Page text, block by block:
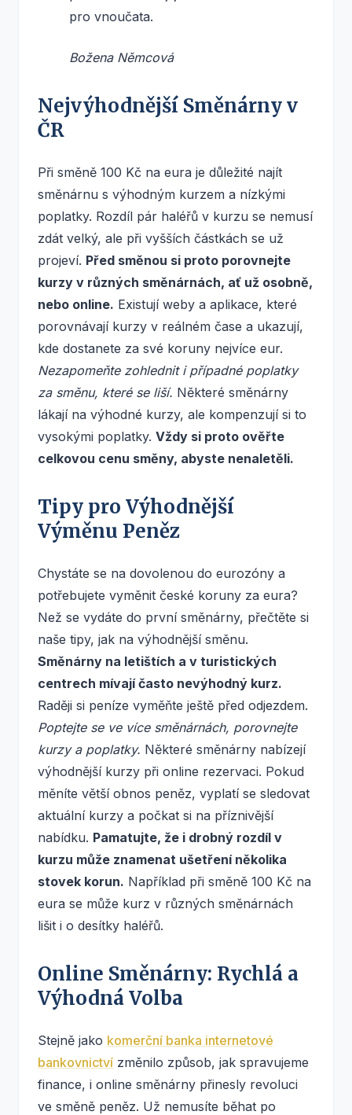
pro vnoučata.
Božena Němcová
Nejvýhodnější Směnárny v
ČR
Při směně 100 Kč na eura je důležité najít
směnárnu s výhodným kurzem a nízkými
poplatky. Rozdíl pár haléřů v kurzu se nemusí
zdát velký, ale při vyšších částkách se už
projeví. Před směnou si proto porovnejte
kurzy v různých směnárnách, ať už osobně,
nebo online. Existují weby a aplikace, které
porovnávají kurzy v reálném čase a ukazují,
kde dostanete za své koruny nejvíce eur.
Nezapomeňte zohlednit i případné poplatky
za směnu, které se liší. Některé směnárny
lákají na výhodné kurzy, ale kompenzují si to
vysokými poplatky. Vždy si proto ověřte
celkovou cenu směny, abyste nenaletěli.
Tipy pro Výhodnější
Výměnu Peněz
Chystáte se na dovolenou do eurozóny a
potřebujete vyměnit české koruny za eura?
Než se vydáte do první směnárny, přečtěte si
naše tipy, jak na výhodnější směnu.
Směnárny na letištích a v turistických
centrech mívají často nevýhodný kurz.
Raději si peníze vyměňte ještě před odjezdem.
Poptejte se ve více směnárnách, porovnejte
kurzy a poplatky. Některé směnárny nabízejí
výhodnější kurzy při online rezervaci. Pokud
měníte větší obnos peněz, vyplatí se sledovat
aktuální kurzy a počkat si na příznivější
nabídku. Pamatujte, že i drobný rozdíl v
kurzu může znamenat ušetření několika
stovek korun. Například při směně 100 Kč na
eura se může kurz v různých směnárnách
lišit i o desítky haléřů.
Online Směnárny: Rychlá a
Výhodná Volba
Stejně jako komerční banka internetové
bankovnictví změnilo způsob, jak spravujeme
finance, i online směnárny přinesly revoluci
ve směně peněz. Už nemusíte běhat po